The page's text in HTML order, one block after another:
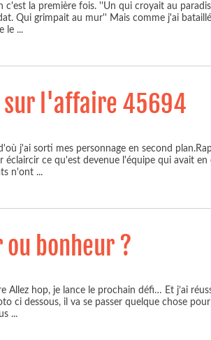
c'est la première fois. ''Un qui croyait au
Qui grimpait au mur'' Mais comme j'ai
le ...
sur l'affaire 45694
j'ai sorti mes personnage en second
éclaircir ce qu'est devenue l'équipe qui avait
n'ont ...
ou bonheur ?
hop, je lance le prochain défi… Et j’ai
ci dessous, il va se passer quelque chose
...